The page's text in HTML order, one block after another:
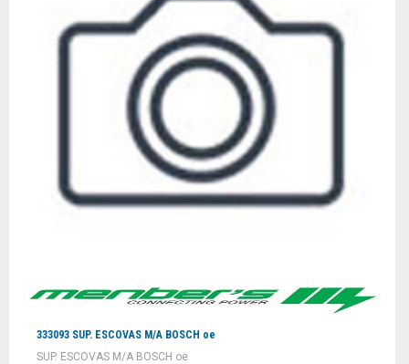
333093 SUP. ESCOVAS M/A BOSCH oe
SUP. ESCOVAS M/A BOSCH oe